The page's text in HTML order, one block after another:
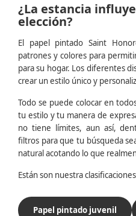
¿La estancia
elección?
El papel pintado Saint
patrones y colores para
para su hogar. Los diferentes
crear un estilo único y
Todo se puede colocar en
tu estilo y tu manera de
no tiene límites, aun así,
filtros para que tu búsqueda
natural acotando lo que
Están son nuestra
Papel pintado juvenil